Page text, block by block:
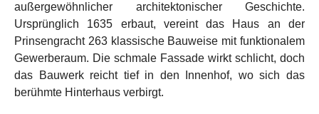
außergewöhnlicher architektonischer Geschichte.
Ursprünglich 1635 erbaut, vereint das Haus an der
Prinsengracht 263 klassische Bauweise mit funktionalem
Gewerberaum. Die schmale Fassade wirkt schlicht, doch
das Bauwerk reicht tief in den Innenhof, wo sich das
berühmte Hinterhaus verbirgt.